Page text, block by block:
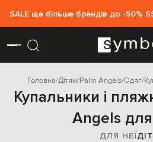
SALE ще більше брендів до -50%
Головна Дітям Palm Angels Одяг
Купальники і
Angels для
ДЛЯ НЕЇ